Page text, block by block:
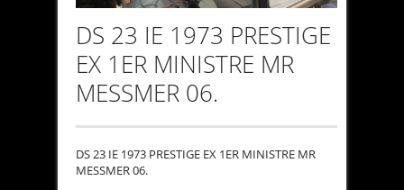
DS 23 IE 1973 PRESTIGE
EX 1ER MINISTRE MR
MESSMER 06.
DS 23 IE 1973 PRESTIGE EX 1ER MINISTRE MR
MESSMER 06.